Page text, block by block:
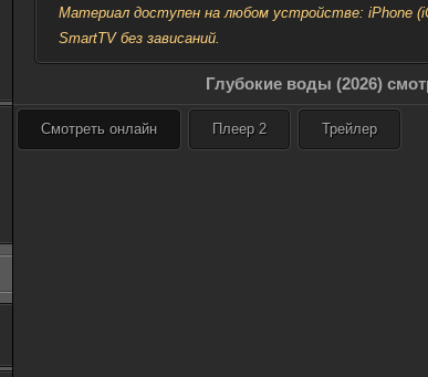
Материал доступен на любом устройстве: iPhone
SmartTV без зависаний.
Глубокие воды (2026)
Смотреть онлайн Плеер 2 Трейлер